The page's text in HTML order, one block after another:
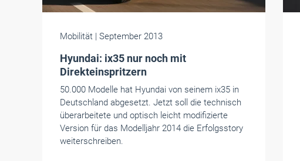
Mobilität | September 2013
Hyundai: ix35 nur noch mit
Direkteinspritzern
50.000 Modelle hat Hyundai von seinem ix35 in
Deutschland abgesetzt. Jetzt soll die technisch
überarbeitete und optisch leicht modifizierte
Version für das Modelljahr 2014 die Erfolgsstory
weiterschreiben.